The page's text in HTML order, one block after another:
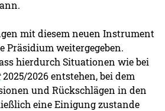
mit diesem neuen Instrument
Präsidium weitergegeben.
hierdurch Situationen wie bei
2025/2026 entstehen, bei dem
und Rückschlägen in den
eine Einigung zustande